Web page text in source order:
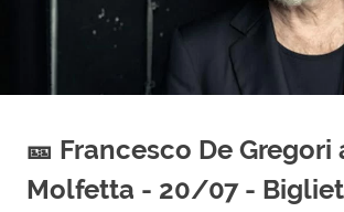
🎫 Francesco De Gregori
Molfetta - 20/07 -